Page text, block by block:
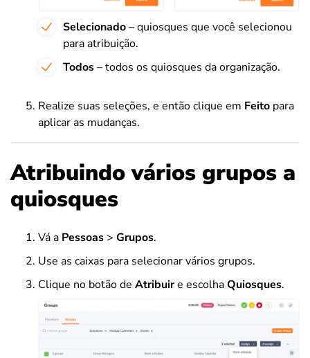
Selecionado– quiosques que você selecionou
para atribuição.
Todos– todos os quiosques da organização.
Realize suas seleções, e então clique em Feito para
aplicar as mudanças.
Atribuindo vários grupos a
quiosques
Vá a Pessoas > Grupos.
Use as caixas para selecionar vários grupos.
Clique no botão de Atribuire escolhaQuiosques.